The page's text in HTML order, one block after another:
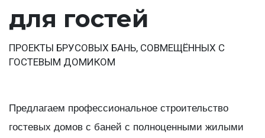
для гостей
ПРОЕКТЫ БРУСОВЫХ БАНЬ, СОВМЕЩЁННЫХ С
ГОСТЕВЫМ ДОМИКОМ
Предлагаем профессиональное строительство
гостевых домов с баней с полноценными жилыми